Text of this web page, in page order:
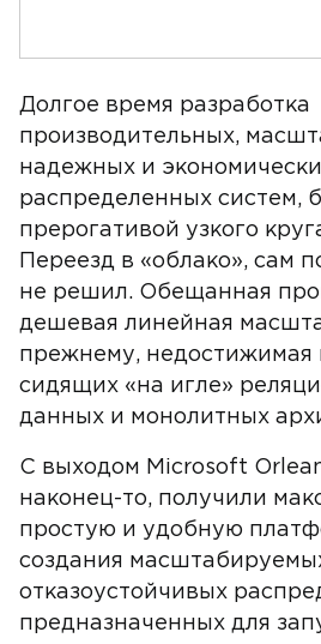
Долгое время разработка
производительных,
надежных и
распределенных систем,
прерогативой узкого
Переезд в «облако», сам
не решил. Обещанная
дешевая линейная
прежнему, недостижимая
сидящих «на игле»
данных и монолитных
С выходом Microsoft
наконец-то, получили
простую и удобную
создания
отказоустойчивых
предназначенных для